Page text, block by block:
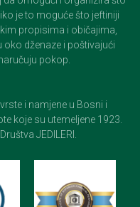
je to moguće što jeftiniji
propisima i običajima,
dženaze i poštivajući
pokop.
i namjene u Bosni i
koje su utemeljene 1923.
JEDILERI.